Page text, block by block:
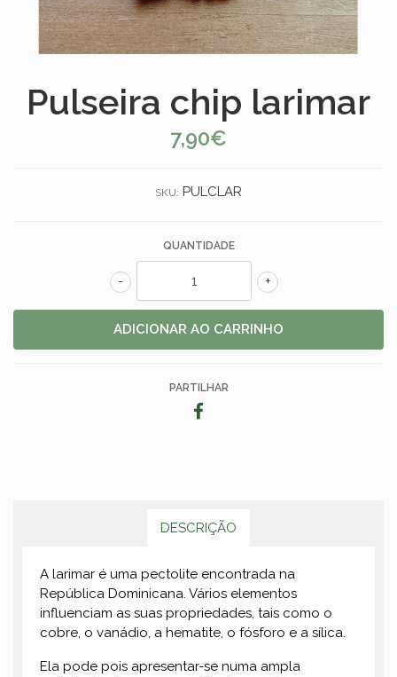
Pulseira chip larimar
7,90€
SKU: PULCLAR
QUANTIDADE
+
-
PARTILHAR
DESCRIÇÃO
A larimar é uma pectolite encontrada na
República Dominicana. Vários elementos
influenciam as suas propriedades, tais como o
cobre, o vanádio, a hematite, o fósforo e a sílica.
Ela pode pois apresentar-se numa ampla